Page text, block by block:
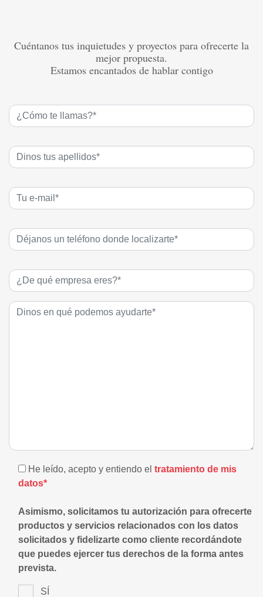
Cuéntanos tus inquietudes y proyectos para ofrecerte la
mejor propuesta.
Estamos encantados de hablar contigo
He leído, acepto y entiendo el tratamiento de mis
datos*
Asimismo, solicitamos tu autorización para ofrecerte
productos y servicios relacionados con los datos
solicitados y fidelizarte como cliente recordándote
que puedes ejercer tus derechos de la forma antes
prevista.
SÍ